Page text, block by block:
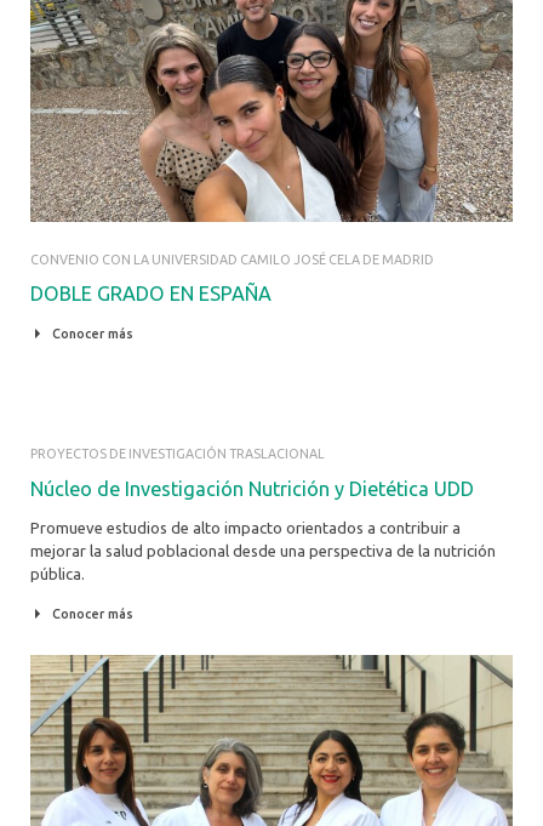
CONVENIO CON LA UNIVERSIDAD CAMILO JOSÉ CELA DE MADRID
DOBLE GRADO EN ESPAÑA
Conocer más
PROYECTOS DE INVESTIGACIÓN TRASLACIONAL
Núcleo de Investigación Nutrición y Dietética UDD
Promueve estudios de alto impacto orientados a contribuir a
mejorar la salud poblacional desde una perspectiva de la nutrición
pública.
Conocer más